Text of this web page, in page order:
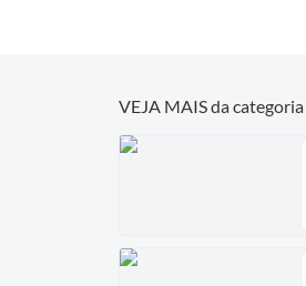
VEJA MAIS da categoria